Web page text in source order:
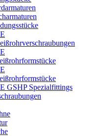
GSHP Spezialfittings